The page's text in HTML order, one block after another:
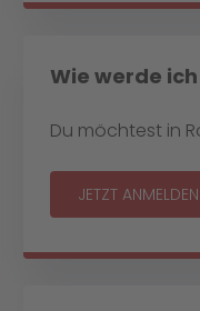
Wie werde
Du möchtest in
JETZT ANMELDEN